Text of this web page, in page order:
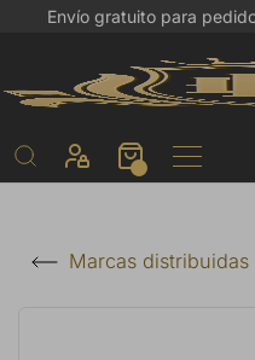
Envío gratuito para
Marcas